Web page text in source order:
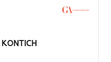
KONTICH